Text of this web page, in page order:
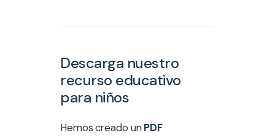
Descarga nuestro
recurso educativo
para niños
Hemos creado unPDF